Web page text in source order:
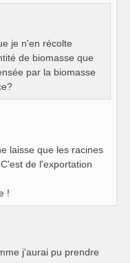
je n'en récolte
de biomasse que
par la biomasse
laisse que les racines
de l'exportation
!
j'aurai pu prendre